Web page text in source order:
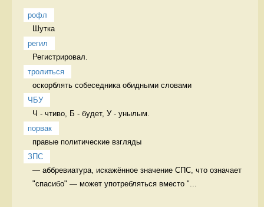
рофл
Шутка
регил
Регистрировал.
тролиться
оскорблять собеседника обидными словами
ЧБУ
Ч - чтиво, Б - будет, У - унылым.
порвак
правые политические взгляды
ЗПС
— аббревиатура, искажëнное значение СПС, что означает
"спасибо" — может употребляться вместо "...